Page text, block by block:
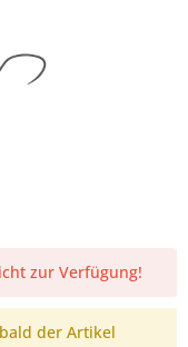
zur Verfügung!
der Artikel